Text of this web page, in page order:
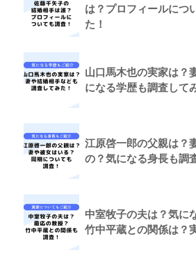
は？プロフィールにつ
た！
山口馬木也の実家は？
になる学歴も調査して
江原啓一郎の父親は？
の？気になる身長も調
中室牧子の夫は？気に
竹中平蔵との関係は？